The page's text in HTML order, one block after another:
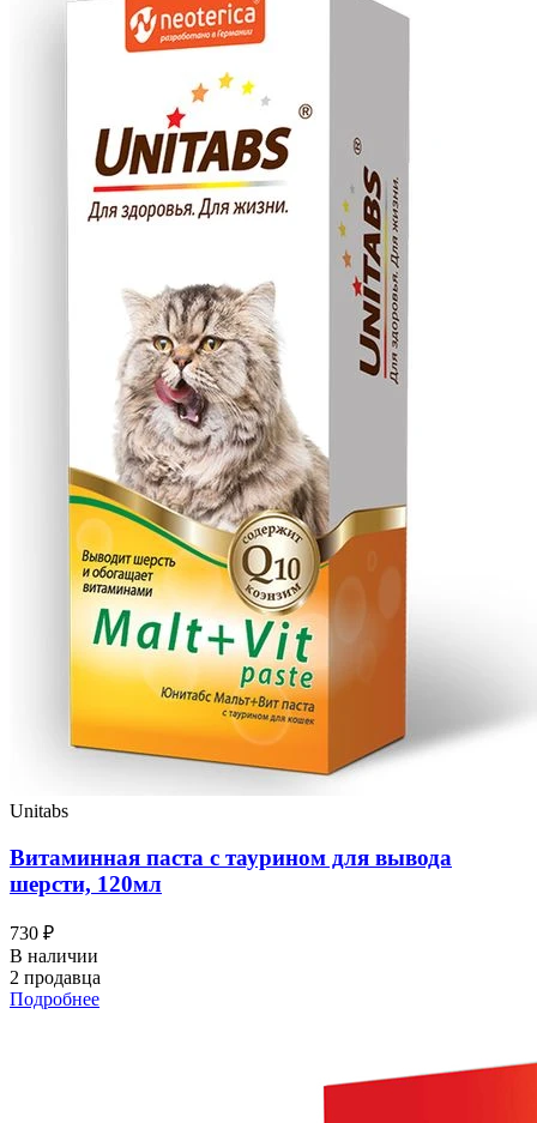
Unitabs
Витаминная паста с таурином для вывода
шерсти, 120мл
730 ₽
В наличии
2 продавца
Подробнее